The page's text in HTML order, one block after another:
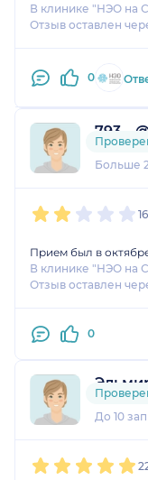
В клинике "НЭО на
Отзыв оставлен
0
6 оценок
Больше
Прием был в
В клинике "НЭО на
Отзыв оставлен
0
3 оценки
До 10